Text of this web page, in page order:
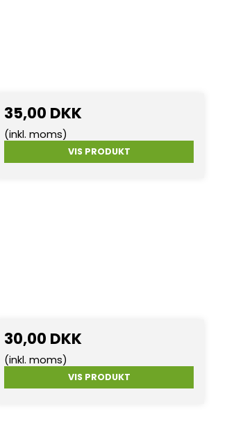
35,00 DKK
(inkl. moms)
VIS PRODUKT
30,00 DKK
(inkl. moms)
VIS PRODUKT